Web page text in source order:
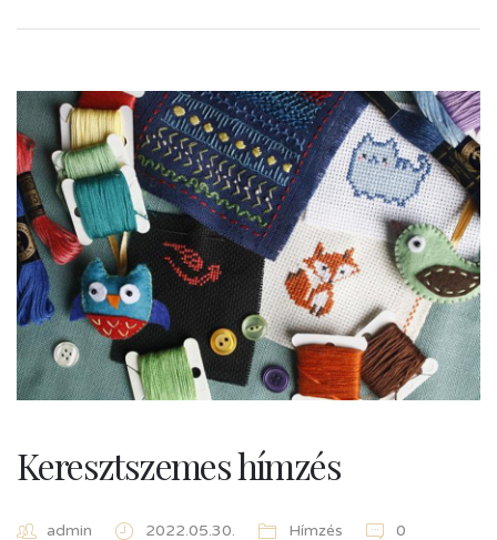
Keresztszemes hímzés
admin 2022.05.30. Hímzés
0